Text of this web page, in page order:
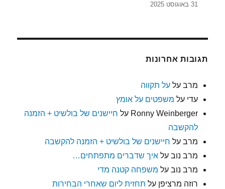
31 באוגוסט 2025
תגובות אחרונות
מרב עלעל תקווה
עדי על משפטים על אומץ
Ronny Weinberger על חיישנים של בולשיט + הזמנה
להקשבה
מרב על חיישנים של בולשיט + הזמנה להקשבה
מרב נוב עלאיך שדברים מתפתחים…
מרב נוב על משפחה קטנה מדי
רוזה מרציפן על תחזית ליום שאחרי הבחירות